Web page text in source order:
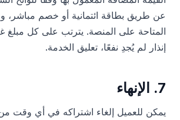
عن طريق بطاقة ائتمانية أو خصم مباشر،
المتاحة على المنصة. يترتب على كل مبلغ
إنذار لم يُجدِ نفعًا، تعليق الخدمة.
7. الإنهاء
يمكن للعميل إلغاء اشتراكه في أي وقت